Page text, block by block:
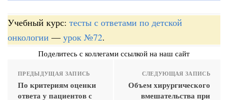
Учебный курс: тесты с ответами по детской
онкологии — урок №72.
Поделитесь с коллегами ссылкой на наш сайт
ПРЕДЫДУЩАЯ ЗАПИСЬ
По критериям оценки
ответа у пациентов с
СЛЕДУЮЩАЯ ЗАПИСЬ
Объем хирургического
вмешательства при